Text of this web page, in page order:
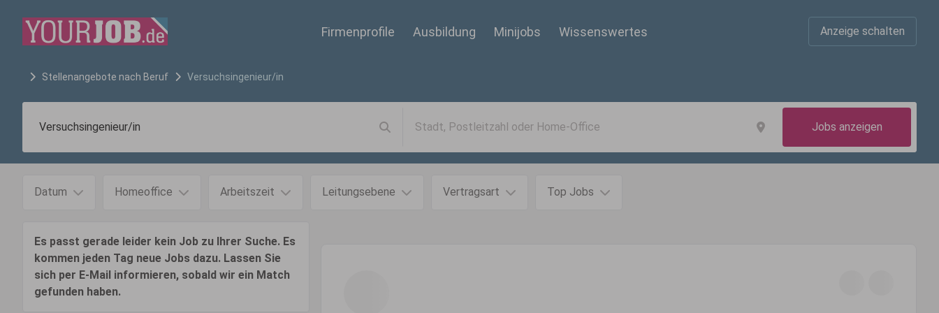
Firmenprofile Ausbildung Minijobs Wissenswertes Anzeige schalten
Stellenangebote nach Beruf Versuchsingenieur/in
Jobs anzeigen
Datum Homeoffice Arbeitszeit Leitungsebene Vertragsart Top Jobs
Es passt gerade leider kein Job zu Ihrer Suche. Es
kommen jeden Tag neue Jobs dazu. Lassen Sie
sich per E-Mail informieren, sobald wir ein Match
gefunden haben.